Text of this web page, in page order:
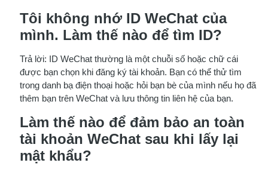
Tôi không nhớ ID WeChat của
mình. Làm thế nào để tìm ID?
Trả lời: ID WeChat thường là một chuỗi số hoặc chữ cái
được bạn chọn khi đăng ký tài khoản. Bạn có thể thử tìm
trong danh bạ điện thoại hoặc hỏi bạn bè của mình nếu họ đã
thêm bạn trên WeChat và lưu thông tin liên hệ của bạn.
Làm thế nào để đảm bảo an toàn
tài khoản WeChat sau khi lấy lại
mật khẩu?